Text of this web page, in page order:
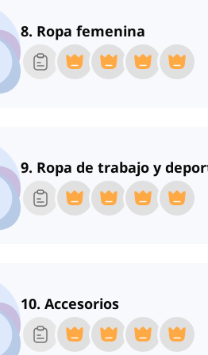
8. Ropa femenina
9. Ropa de trabajo y
10. Accesorios